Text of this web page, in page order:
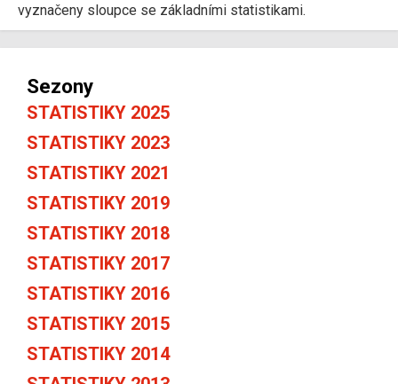
vyznačeny sloupce se základními statistikami.
Sezony
STATISTIKY 2025
STATISTIKY 2023
STATISTIKY 2021
STATISTIKY 2019
STATISTIKY 2018
STATISTIKY 2017
STATISTIKY 2016
STATISTIKY 2015
STATISTIKY 2014